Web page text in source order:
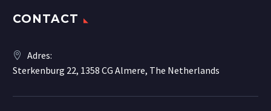
CONTACT
Adres:
Sterkenburg 22, 1358 CG Almere, The Netherlands